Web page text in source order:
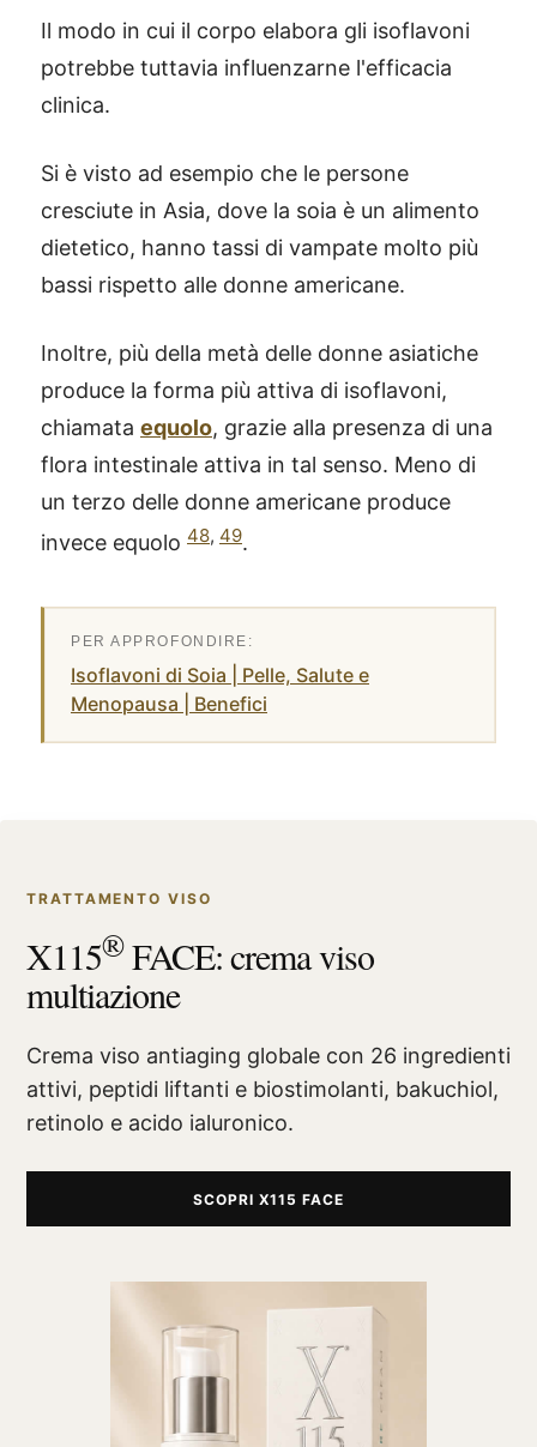
Il modo in cui il corpo elabora gli isoflavoni
potrebbe tuttavia influenzarne l'efficacia
clinica.
Si è visto ad esempio che le persone
cresciute in Asia, dove la soia è un alimento
dietetico, hanno tassi di vampate molto più
bassi rispetto alle donne americane.
Inoltre, più della metà delle donne asiatiche
produce la forma più attiva di isoflavoni,
chiamata equolo, grazie alla presenza di una
flora intestinale attiva in tal senso. Meno di
un terzo delle donne americane produce
invece equolo 48, 49.
Isoflavoni di Soia | Pelle, Salute e
Menopausa | Benefici
TRATTAMENTO VISO
X115®FACE: crema viso
multiazione
Crema viso antiaging globale con 26 ingredienti
attivi, peptidi liftanti e biostimolanti, bakuchiol,
retinolo e acido ialuronico.
SCOPRI X115 FACE
SCOPRI COME FUNZIONA